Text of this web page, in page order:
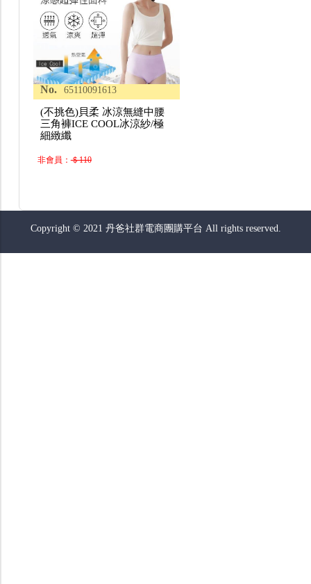
No. 65110091613
(不挑色)貝柔 冰涼無縫中腰
三角褲ICE COOL冰涼紗/極
細緻纖
非會員：＄110
Copyright © 2021 丹爸社群電商團購平台 All rights reserved.